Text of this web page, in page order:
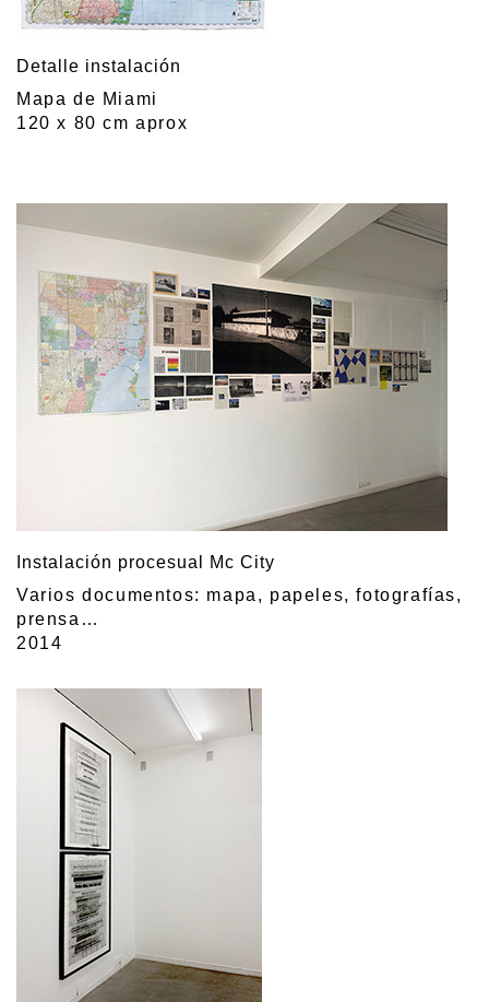
Detalle instalación
Mapa de Miami
120 x 80 cm aprox
Instalación procesual Mc City
Varios documentos: mapa, papeles, fotografías,
prensa…
2014